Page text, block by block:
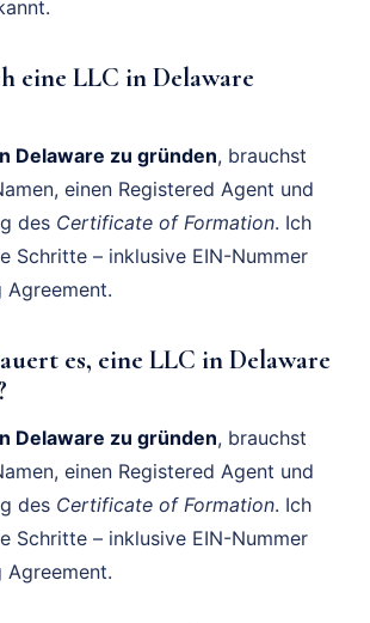
eine LLC in Delaware
Delaware zu gründen, brauchst
einen Registered Agent und
des Certificate of Formation. Ich
Schritte – inklusive EIN-Nummer
Agreement.
es, eine LLC in Delaware
Delaware zu gründen, brauchst
einen Registered Agent und
des Certificate of Formation. Ich
Schritte – inklusive EIN-Nummer
Agreement.